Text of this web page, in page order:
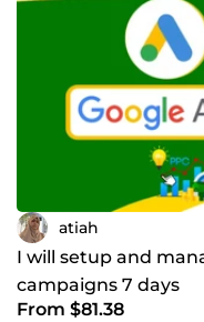
atiah
I will setup and
campaigns 7 days
From $81.38